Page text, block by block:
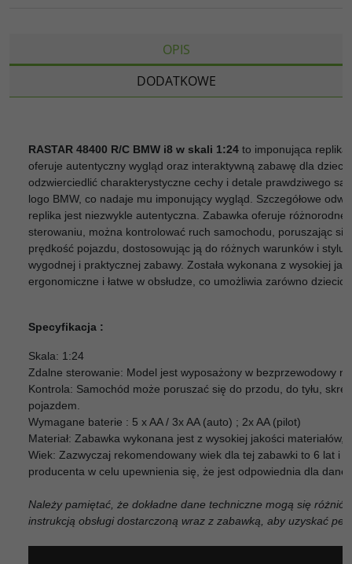
OPIS
DODATKOWE
RASTAR 48400 R/C BMW i8 w skali 1:24 to imponująca
oferuje autentyczny wygląd oraz interaktywną zabawę dla dzieci
odzwierciedlić charakterystyczne cechy i detale prawdziwego
logo BMW, co nadaje mu imponujący wygląd. Szczegółowe
replika jest niezwykle autentyczna. Zabawka oferuje
sterowaniu, można kontrolować ruch samochodu, poruszając
prędkość pojazdu, dostosowując ją do różnych warunków i
wygodnej i praktycznej zabawy. Została wykonana z wysokiej
ergonomiczne i łatwe w obsłudze, co umożliwia zarówno
Specyfikacja :
Skala: 1:24
Zdalne sterowanie: Model jest wyposażony w bezprzewodowy
Kontrola: Samochód może poruszać się do przodu, do tyłu,
pojazdem.
Wymagane baterie : 5 x AA / 3x AA (auto) ; 2x AA (pilot)
Materiał: Zabawka wykonana jest z wysokiej jakości materiałów,
Wiek: Zazwyczaj rekomendowany wiek dla tej zabawki to 6 lat i
producenta w celu upewnienia się, że jest odpowiednia dla
Należy pamiętać, że dokładne dane techniczne mogą się
instrukcją obsługi dostarczoną wraz z zabawką, aby uzyskać